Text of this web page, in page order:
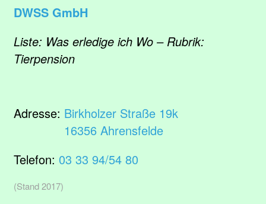
DWSS GmbH
Liste: Was erledige ich Wo – Rubrik:
Tierpension
Adresse: Birkholzer Straße 19k
16356 Ahrensfelde
Telefon: 03 33 94/54 80
(Stand 2017)